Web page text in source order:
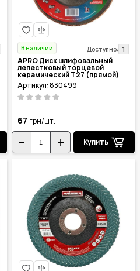
В наличии Доступно: 1
APRO Диск шлифовальный
лепестковый торцевой
керамический Т27 (прямой)
Ø125мм P80 830499
Артикул: 830499
67 грн/шт.
Купить